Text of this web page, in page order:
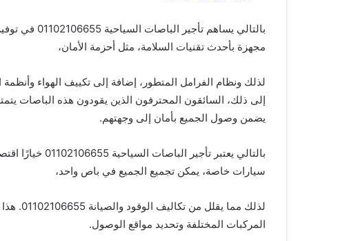
بالتالي يساهم
مجهزة بأحدث تقنيات السلامة، مثل أحزمة الأمان،
لذلك ونظام الفرامل المتطور، إضافة إلى تكييف الهواء
إلى ذلك، السائقون المحترفون الذين يقودون هذه الباصات
يضمن وصول الجميع بأمان إلى وجهتهم.
بالتالي يعتبر
سيارات خاصة، يمكن تجميع الجميع في باص واحد،
لذلك مما
المركبات المختلفة وتحديد مواقع الوصول.